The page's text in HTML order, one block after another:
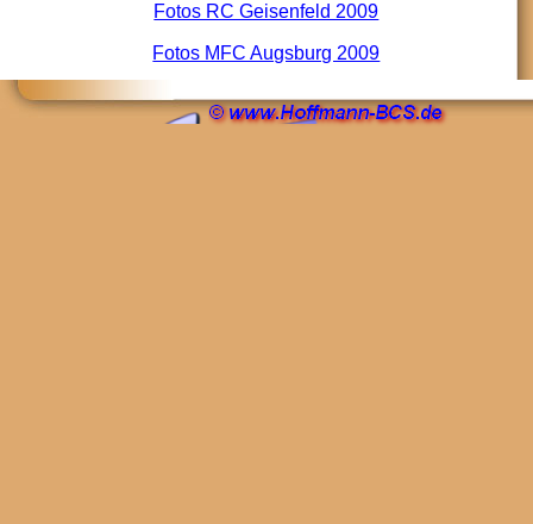
Fotos RC Geisenfeld 2009
Fotos MFC Augsburg 2009